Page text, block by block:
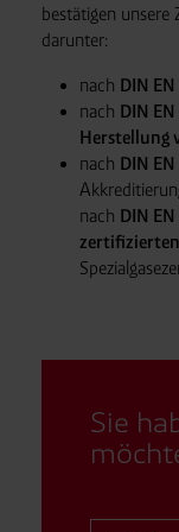
bestätigen unsere
darunter:
nach DIN
nach DIN
Herstellung
nach DIN EN
nach DIN
Sie